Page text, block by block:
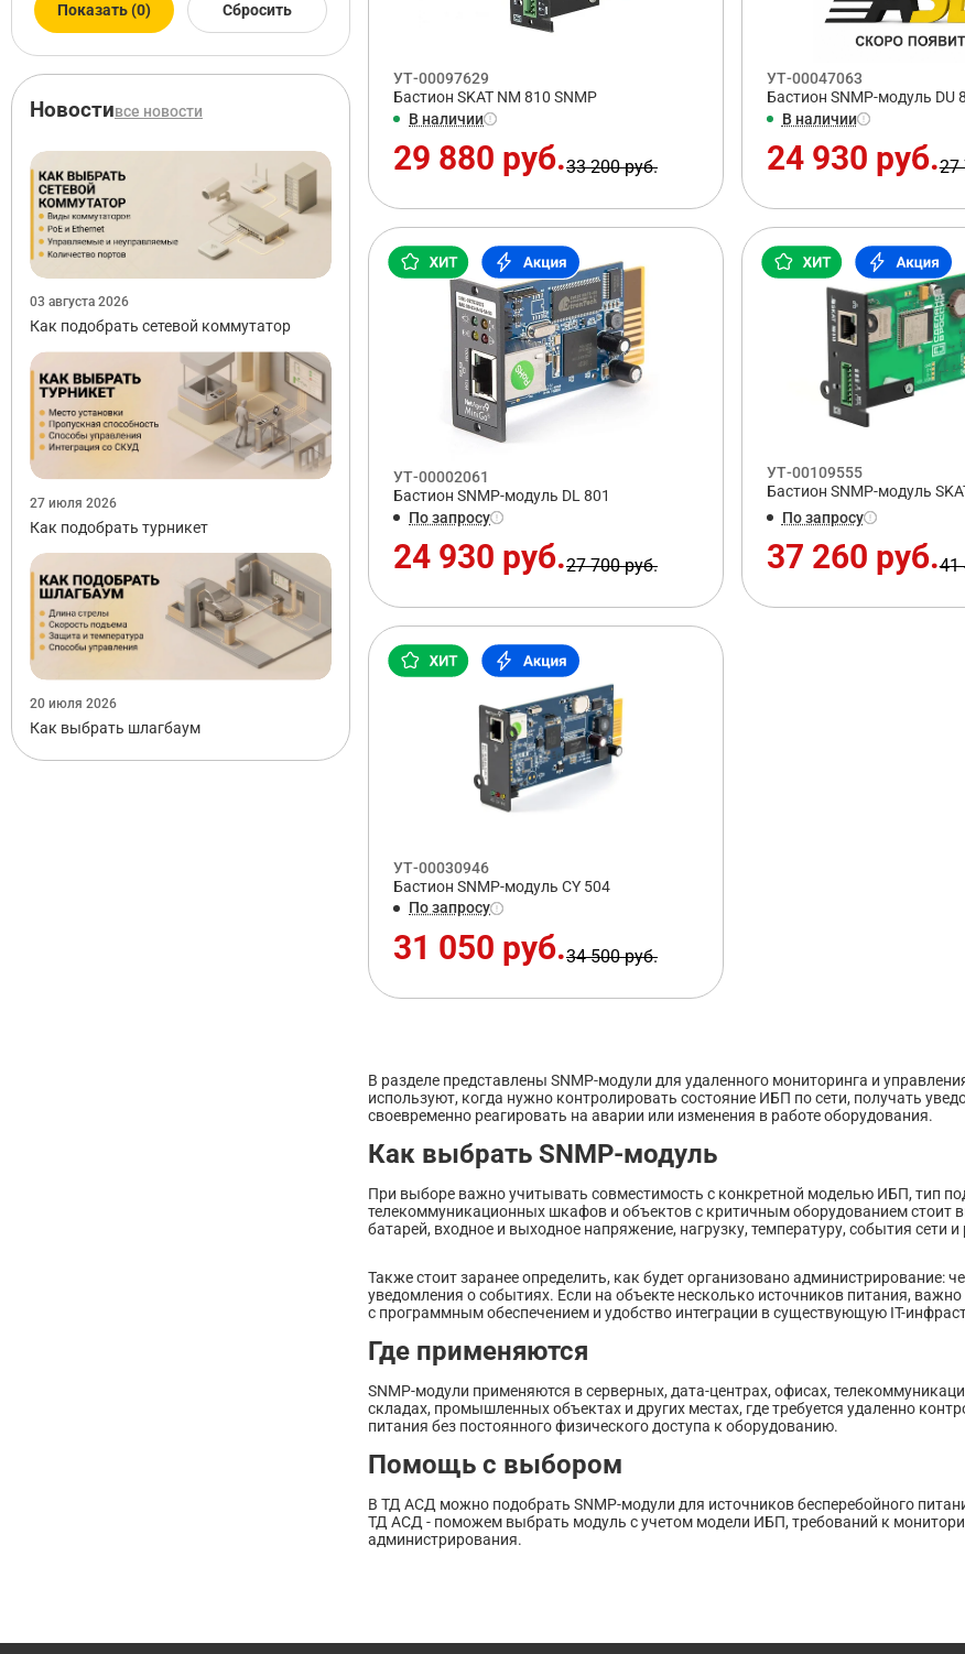
Показать (0) Сбросить
Новостивсе новости
03 августа 2026
Как подобрать сетевой коммутатор
27 июля 2026
Как подобрать турникет
20 июля 2026
Как выбрать шлагбаум
УТ-00097629
Бастион SKAT NM 810 SNMP
В наличии
29 880 руб.33 200 руб.
УТ-00047063
Бастион SNMP-модуль DU
В наличии
24 930 руб.27
УТ-00002061
Бастион SNMP-модуль DL 801
По запросу
24 930 руб.27 700 руб.
УТ-00109555
Бастион SNMP-модуль
По запросу
37 260 руб.41
УТ-00030946
Бастион SNMP-модуль CY 504
По запросу
31 050 руб.34 500 руб.
В разделе представлены SNMP-модули для удаленного мониторинга и
используют, когда нужно контролировать состояние ИБП по сети, получать
своевременно реагировать на аварии или изменения в работе оборудования.
Как выбрать SNMP-модуль
При выборе важно учитывать совместимость с конкретной моделью ИБП, тип
телекоммуникационных шкафов и объектов с критичным оборудованием стоит
батарей, входное и выходное напряжение, нагрузку, температуру, события
Также стоит заранее определить, как будет организовано администрирование:
уведомления о событиях. Если на объекте несколько источников питания,
с программным обеспечением и удобство интеграции в существующую IT-
Где применяются
SNMP-модули применяются в серверных, дата-центрах, офисах,
складах, промышленных объектах и других местах, где требуется удаленно
питания без постоянного физического доступа к оборудованию.
Помощь с выбором
В ТД АСД можно подобрать SNMP-модули для источников бесперебойного
ТД АСД - поможем выбрать модуль с учетом модели ИБП, требований к
администрирования.